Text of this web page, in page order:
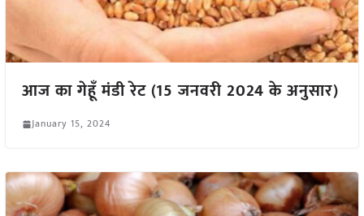
आज का गेहूँ मंडी रेट (15 जनवरी 2024 के अनुसार)
January 15, 2024